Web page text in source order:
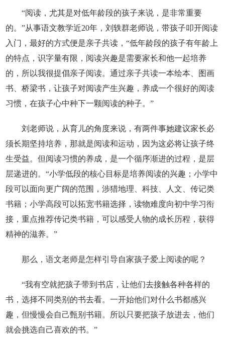
“阅读，尤其是对低年龄段的孩子来说，是非常重要
的。”从事语文教学近20年，刘轶群老师说，带孩子叩开阅读
入门，最好的方式便是亲子共读，“低年龄段的孩子有年龄上
的特点，识字量有限，阅读兴趣是需要家长和他一起培养
的，所以我很提倡亲子阅读。通过亲子共读一本绘本、图画
书、桥梁书，让孩子对阅读产生兴趣，养成一个很好的阅读
习惯，在孩子心中种下一颗阅读的种子。”
刘老师说，从育儿的角度来说，有两件事她建议家长必
须长期坚持培养，那就是阅读和运动，因为这必将让孩子终
生受益。但阅读习惯的养成，是一个循序渐进的过程，是层
层递进的。“小学低段的核心目标是培养阅读的兴趣；小学中
段可以面向更广阔的范围，涉猎地理、科技、人文、传记类
书籍；小学高段可以拓宽书籍选择，读物难度向初中学习衔
接，重点推荐传记类书籍，可以感受人物的成长历程，获得
精神的滋养。”
那么，语文老师是怎样引导自家孩子爱上阅读的呢？
“我有空就把孩子带到书店，让他们去接触各种各样的
书，选择不同类别的书去看。一开始他们对什么书都感兴
趣，但慢慢会自己甄别书籍。所以只要把孩子放进去，他们
就会挑选自己喜欢的书。”